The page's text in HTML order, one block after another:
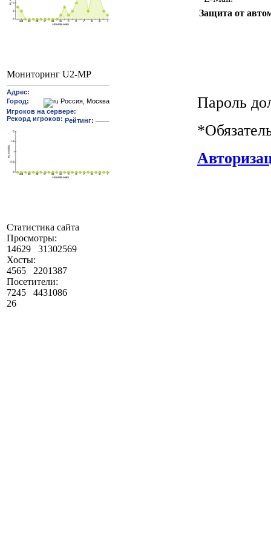
Мониторинг U2-MP
Статистика сайта
Просмотры:
14629
31302569
Хосты:
4565
2201387
Посетители:
7245
4431086
26
Защита от
Пароль
*